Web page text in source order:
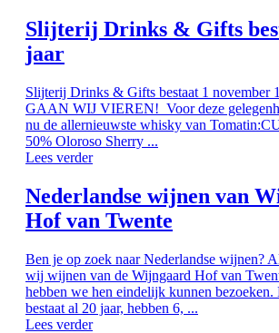
Slijterij Drinks & Gifts
jaar
Slijterij Drinks & Gifts bestaat 1 november
GAAN WIJ VIEREN! Voor deze
nu de allernieuwste whisky van
50% Oloroso Sherry ...
Lees verder
Nederlandse wijnen van
Hof van Twente
Ben je op zoek naar Nederlandse wijnen?
wij wijnen van de Wijngaard Hof van
hebben we hen eindelijk kunnen
bestaat al 20 jaar, hebben 6, ...
Lees verder